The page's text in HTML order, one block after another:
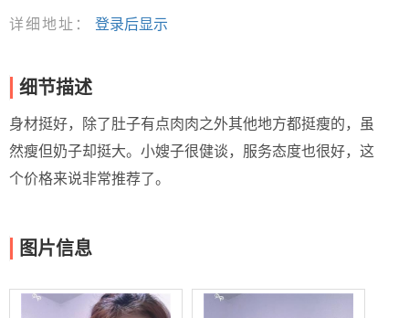
详细地址：
登录后显示
细节描述
身材挺好，除了肚子有点肉肉之外其他地方都挺瘦的，虽
然瘦但奶子却挺大。小嫂子很健谈，服务态度也很好，这
个价格来说非常推荐了。
图片信息